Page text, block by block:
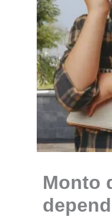
Monto